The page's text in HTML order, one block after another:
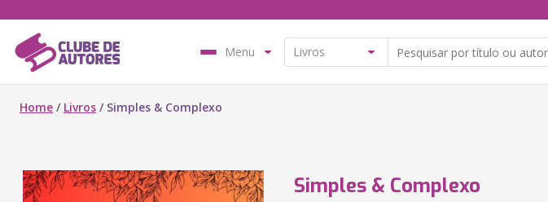
Menu
Home / Livros / Simples & Complexo
Simples & Complexo